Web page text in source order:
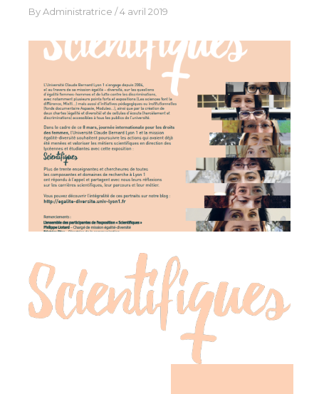
ByAdministratrice 4 avril 2019